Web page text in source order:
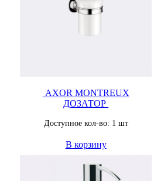
AXOR MONTREUX
ДОЗАТОР
Доступное кол-во: 1 шт
В корзину